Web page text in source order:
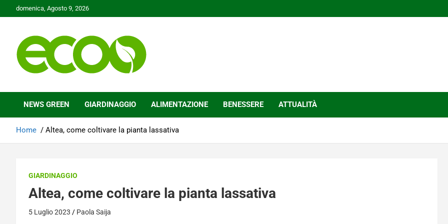
to
domenica, Agosto 9, 2026
Ecoo.it
NEWS GREEN GIARDINAGGIO ALIMENTAZIONE BENESSERE ATTUALITÀ
Home Altea, come coltivare la pianta lassativa
GIARDINAGGIO
Altea, come coltivare la pianta lassativa
5 Luglio 2023 Paola Saija